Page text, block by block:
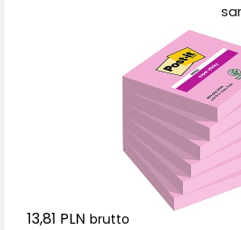
13,81 PLN brutto